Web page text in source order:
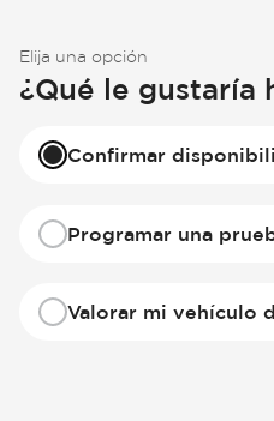
Elija una opción
¿Qué le gustaría
Confirmar
Programar una
Valorar mi vehículo